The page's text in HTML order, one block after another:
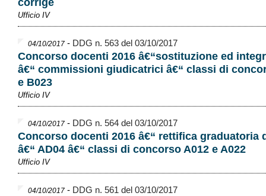
Ufficio IV
04/10/2017 - DDG n. 563 del 03/10/2017
Concorso docenti 2016 â€“sostituzione ed
â€“ commissioni giudicatrici â€“ classi di
e B023
Ufficio IV
04/10/2017 - DDG n. 564 del 03/10/2017
Concorso docenti 2016 â€“ rettifica graduatoria
â€“ AD04 â€“ classi di concorso A012 e A022
Ufficio IV
04/10/2017 - DDG n. 561 del 03/10/2017